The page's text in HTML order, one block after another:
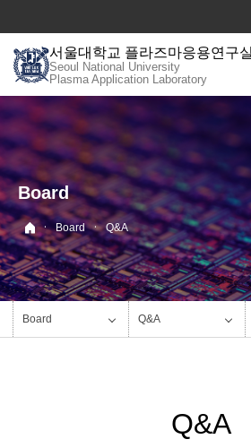
로
메
뉴
서울대학교 플라즈마응용연구실
Seoul National University
Plasma Application Laboratory
Board
· Board · Q&A
Board Q&A
Q&A